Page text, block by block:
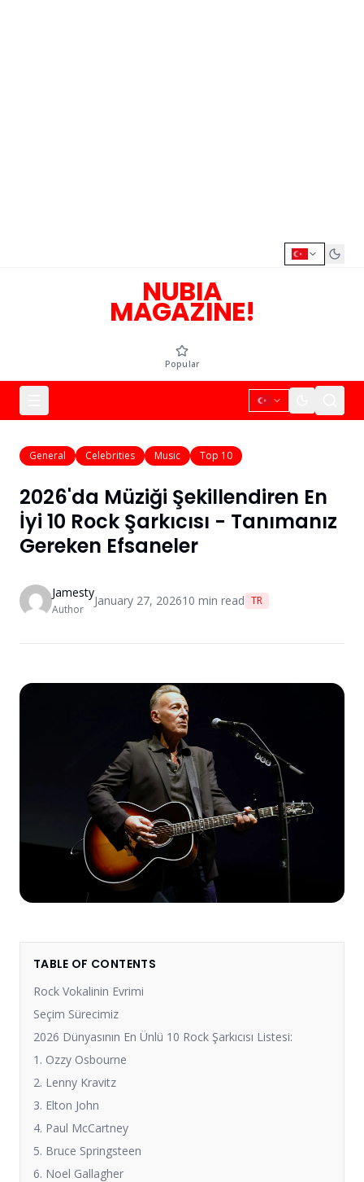
NUBIA
MAGAZINE!
Popular
General Celebrities Music Top 10
2026'da Müziği Şekillendiren En
İyi 10 Rock Şarkıcısı - Tanımanız
Gereken Efsaneler
Jamesty
Author
January 27, 202610 min read TR
TABLE OF CONTENTS
Rock Vokalinin Evrimi
Seçim Sürecimiz
2026 Dünyasının En Ünlü 10 Rock Şarkıcısı Listesi:
1. Ozzy Osbourne
2. Lenny Kravitz
3. Elton John
4. Paul McCartney
5. Bruce Springsteen
6. Noel Gallagher